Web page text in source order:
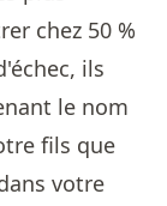
chez 50 %
ils
le nom
fils que
votre